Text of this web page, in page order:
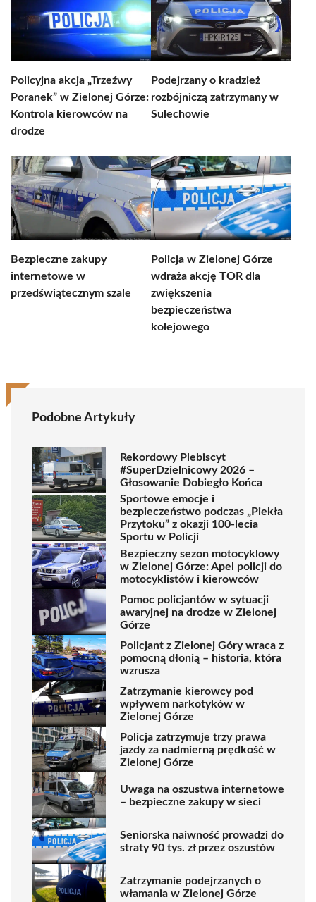
Policyjna akcja „Trzeźwy
Poranek” w Zielonej Górze:
Kontrola kierowców na
drodze
Podejrzany o kradzież
rozbójniczą zatrzymany w
Sulechowie
Bezpieczne zakupy
internetowe w
przedświątecznym szale
Policja w Zielonej Górze
wdraża akcję TOR dla
zwiększenia
bezpieczeństwa
kolejowego
Podobne Artykuły
Rekordowy Plebiscyt
#SuperDzielnicowy 2026 –
Głosowanie Dobiegło Końca
Sportowe emocje i
bezpieczeństwo podczas „Piekła
Przytoku” z okazji 100-lecia
Sportu w Policji
Bezpieczny sezon motocyklowy
w Zielonej Górze: Apel policji do
motocyklistów i kierowców
Pomoc policjantów w sytuacji
awaryjnej na drodze w Zielonej
Górze
Policjant z Zielonej Góry wraca z
pomocną dłonią – historia, która
wzrusza
Zatrzymanie kierowcy pod
wpływem narkotyków w
Zielonej Górze
Policja zatrzymuje trzy prawa
jazdy za nadmierną prędkość w
Zielonej Górze
Uwaga na oszustwa internetowe
– bezpieczne zakupy w sieci
Seniorska naiwność prowadzi do
straty 90 tys. zł przez oszustów
Zatrzymanie podejrzanych o
włamania w Zielonej Górze